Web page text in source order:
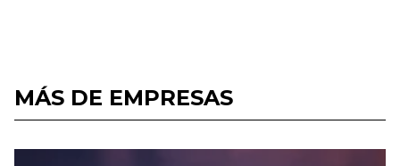
MÁS DE EMPRESAS